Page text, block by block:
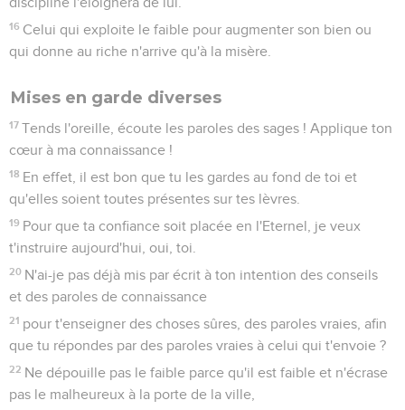
16 Celui qui exploite le faible pour augmenter son bien ou
qui donne au riche n'arrive qu'à la misère.
Mises en garde diverses
17 Tends l'oreille, écoute les paroles des sages ! Applique ton
cœur à ma connaissance !
18 En effet, il est bon que tu les gardes au fond de toi et
qu'elles soient toutes présentes sur tes lèvres.
19 Pour que ta confiance soit placée en l'Eternel, je veux
t'instruire aujourd'hui, oui, toi.
20 N'ai-je pas déjà mis par écrit à ton intention des conseils
et des paroles de connaissance
21 pour t'enseigner des choses sûres, des paroles vraies, afin
que tu répondes par des paroles vraies à celui qui t'envoie ?
22 Ne dépouille pas le faible parce qu'il est faible et n'écrase
pas le malheureux à la porte de la ville,